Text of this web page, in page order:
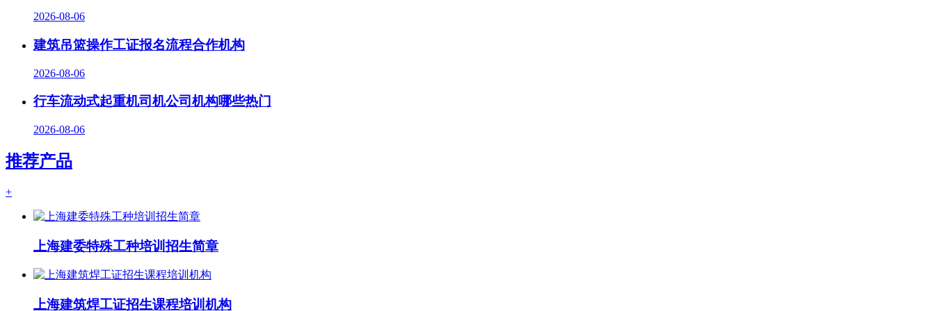
2026-08-06
建筑吊篮操作工证报名流程合作机构
2026-08-06
行车流动式起重机司机公司机构哪些热门
2026-08-06
推荐产品
+
上海建委特殊工种培训招生简章
上海建筑焊工证招生课程培训机构